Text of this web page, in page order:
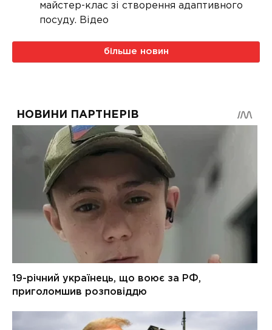
майстер-клас зі створення адаптивного
посуду. Відео
більше новин